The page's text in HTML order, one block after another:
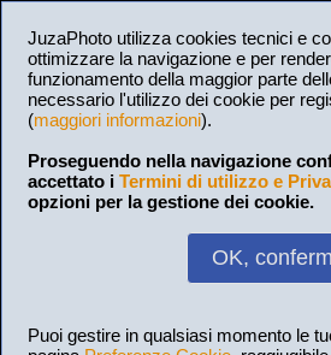
JuzaPhoto utilizza cookies tecnici e
ottimizzare la navigazione e per
funzionamento della maggior parte
necessario l'utilizzo dei cookie per
(maggiori informazioni).
Proseguendo nella navigazione
accettato i Termini di utilizzo e
opzioni per la gestione dei cookie.
OK,
Puoi gestire in qualsiasi momento le